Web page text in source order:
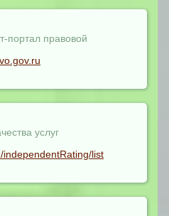
портал правовой
услуг
list